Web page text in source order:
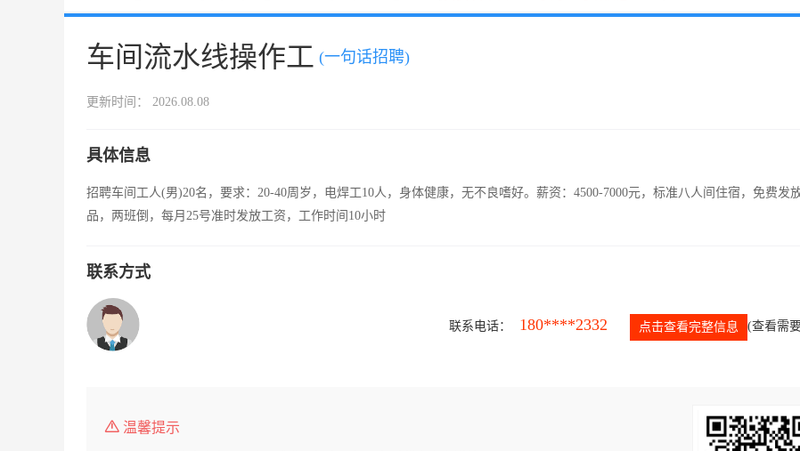
车间流水线操作工 (一句话招聘)
更新时间： 2026.08.08
具体信息
招聘车间工人(男)20名，要求：20-40周岁，电焊工10人，身体健康，无不良嗜好。薪资：4500-7000元，标准八人间住宿，免费发
品，两班倒，每月25号准时发放工资，工作时间10小时
联系方式
联系电话： 180****2332 点击查看完整信息 (查看需
温馨提示